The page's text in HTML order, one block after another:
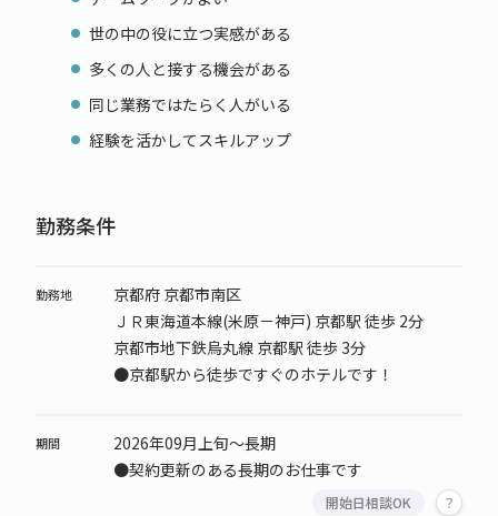
世の中の役に立つ実感がある
多くの人と接する機会がある
同じ業務ではたらく人がいる
経験を活かしてスキルアップ
勤務条件
勤務地
京都府 京都市南区
ＪＲ東海道本線(米原－神戸) 京都駅 徒歩 2分
京都市地下鉄烏丸線 京都駅 徒歩 3分
●京都駅から徒歩ですぐのホテルです！
期間
2026年09月上旬～長期
●契約更新のある長期のお仕事です
開始日相談OK